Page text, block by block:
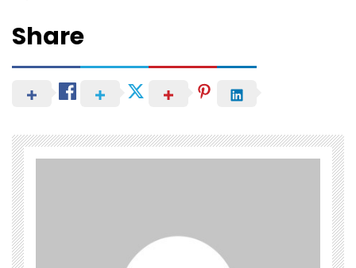
Share